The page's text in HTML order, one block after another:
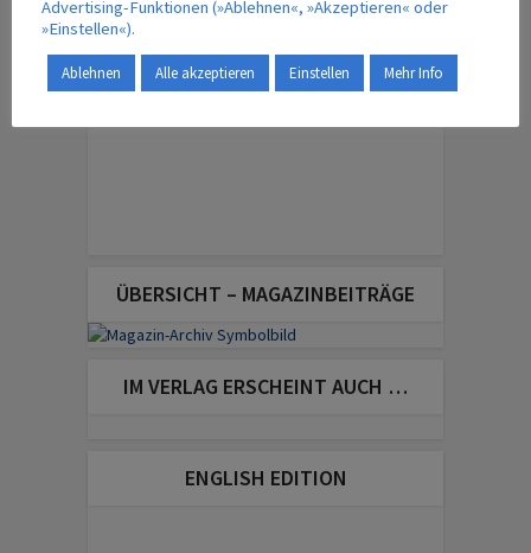
ÜBERSICHT – MAGAZINBEITRÄGE
IM VERLAG ERSCHEINT AUCH …
ENGLISH EDITION
Advertising-Funktionen (»Ablehnen«, »Akzeptieren« oder
»Einstellen«).
Ablehnen Alle akzeptieren Einstellen Mehr Info